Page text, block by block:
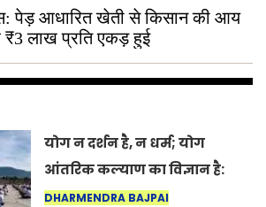
पेड़ आधारित खेती से किसान की आय
लाख प्रति एकड़ हुई
योग न दर्शन है, न धर्म; योग
आंतरिक कल्याण का विज्ञान है:
अंतरराष्ट्रीय योग दिवस 2026 पर
DHARMENDRA BAJPAI